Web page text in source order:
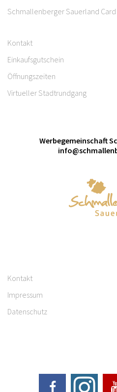
Schmallenberger Sauerland Card
Kontakt
Einkaufsgutschein
Öffnungszeiten
Virtueller Stadtrundgang
Werbegemeinschaft
Kontakt
Impressum
Datenschutz